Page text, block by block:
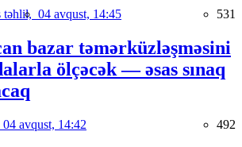
təhlil, 04 avqust, 14:45 531
bazar təmərküzləşməsini
ölçəcək — əsas sınaq
04 avqust, 14:42 492